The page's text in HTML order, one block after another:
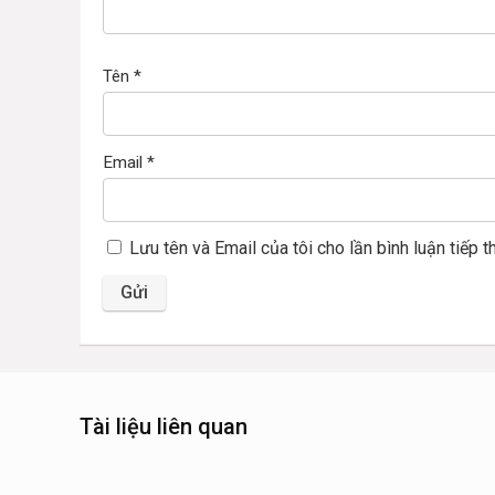
Tên *
Email *
Lưu tên và Email của tôi cho lần bình luận tiếp
Tài liệu liên quan